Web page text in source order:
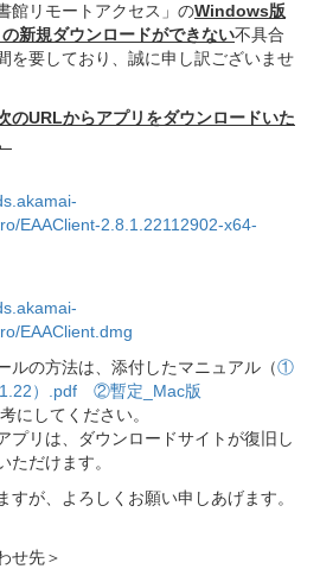
館リモートアクセス」のWindows版
新規ダウンロードができない不具合
を要しており、誠に申し訳ございませ
のURLからアプリをダウンロードいた
EAAClient-2.8.1.22112902-x64-
EAAClient.dmg
ルの方法は、添付したマニュアル（①
）.pdf
②暫定_Mac版
にしてください。
プリは、ダウンロードサイトが復旧し
ただけます。
すが、よろしくお願い申しあげます。
せ先＞